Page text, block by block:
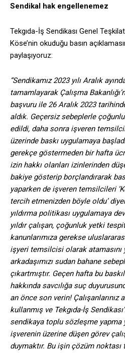
Sendikal hak engellenemez
Tekgıda-İş Sendikası Genel
Köse’nin okuduğu basın
paylaşıyoruz:
“Sendikamız 2023 yılı Aralık
tamamlayarak Çalışma
başvuru ile 26 Aralık 2023
aldık. Geçersiz sebeplerle
edildi, daha sonra işveren
üzerinde baskı uygulamaya
gerekçe göstermeden bir hafta
izin hakkı olanları izinlerinden
bakiye gösterip borçlandırarak
yaparken de işveren temsilcileri
tercih etmenizden böyle oldu’
yıldırma politikası uygulamaya
yıldır çalışan, çoğunluk yetki
kanunlarımıza gerekse
işyeri temsilcisi olarak atamasını
arkadaşımızı sudan bahane
çıkartmıştır. Geçen hafta bu
hakkında savcılığa suç
an önce son verin! Çalışanlarınız
kullanmış ve Tekgıda-İş
sendikaya toplu sözleşme
işverenin üzerine düşen görev
duymaktır. Bu işin çözüm